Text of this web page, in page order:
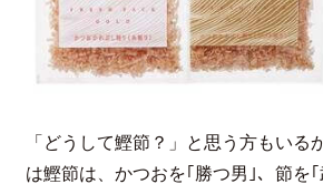
「どうして鰹節？」と思う方もいる
は鰹節は、かつおを｢勝つ男｣、節を